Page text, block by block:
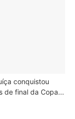
conquistou
de final da Copa...